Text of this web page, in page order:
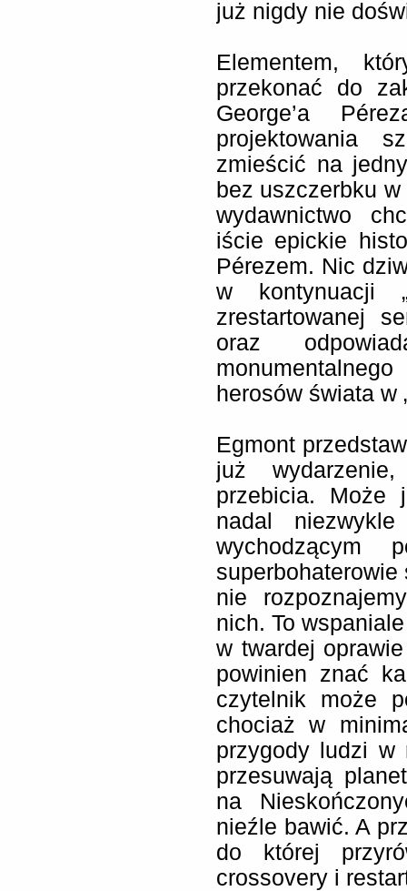
już nigdy nie
Elementem,
przekonać do
George’a
projektowania
zmieścić na
bez uszczerbku
wydawnictwo
iście epickie
Pérezem. Nic
w kontynuacji
zrestartowanej
oraz
herosów świata w
Egmont
już
przebicia. Może
nadal
wychodzącym
nie
nich. To
w twardej
powinien znać
czytelnik może
chociaż w
przygody ludzi w
przesuwają
na
nieźle bawić. A
do której
crossovery i